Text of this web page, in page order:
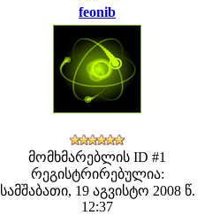
feonib
მომხმარებლის ID #1
რეგისტრირებულია:
სამშაბათი, 19 აგვისტო 2008 წ.
12:37